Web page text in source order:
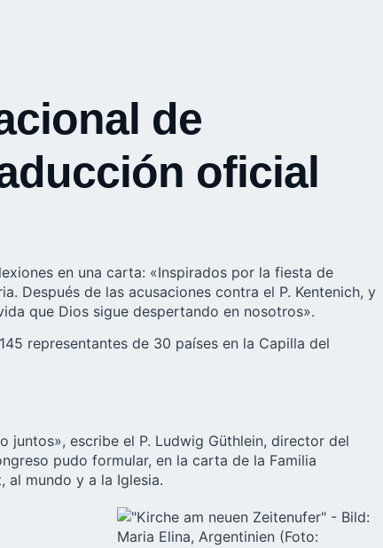
de
oficial
en una carta: «Inspirados por la fiesta de
Después de las acusaciones contra el P. Kentenich, y
que Dios sigue despertando en nosotros».
representantes de 30 países en la Capilla del
juntos», escribe el P. Ludwig Güthlein, director del
pudo formular, en la carta de la Familia
al mundo y a la Iglesia.